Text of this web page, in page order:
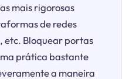
mais rigorosas
de redes
etc. Bloquear portas
prática bastante
a maneira